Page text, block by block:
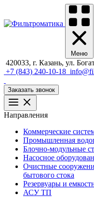
Меню
420033, г. Казань, ул.
+7 (843) 240-10-18
Заказать звонок
Направления
Коммерческие
Промышленная
Блочно-модульные
Насосное
Очистные
бытового стока
Резервуары и
АСУ ТП